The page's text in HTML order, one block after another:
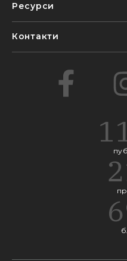
Ресурси
Контакти